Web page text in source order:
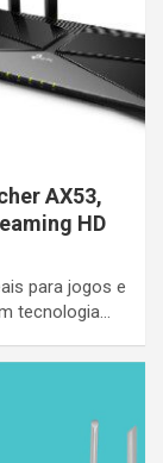
AX53,
HD
para jogos e
tecnologia…